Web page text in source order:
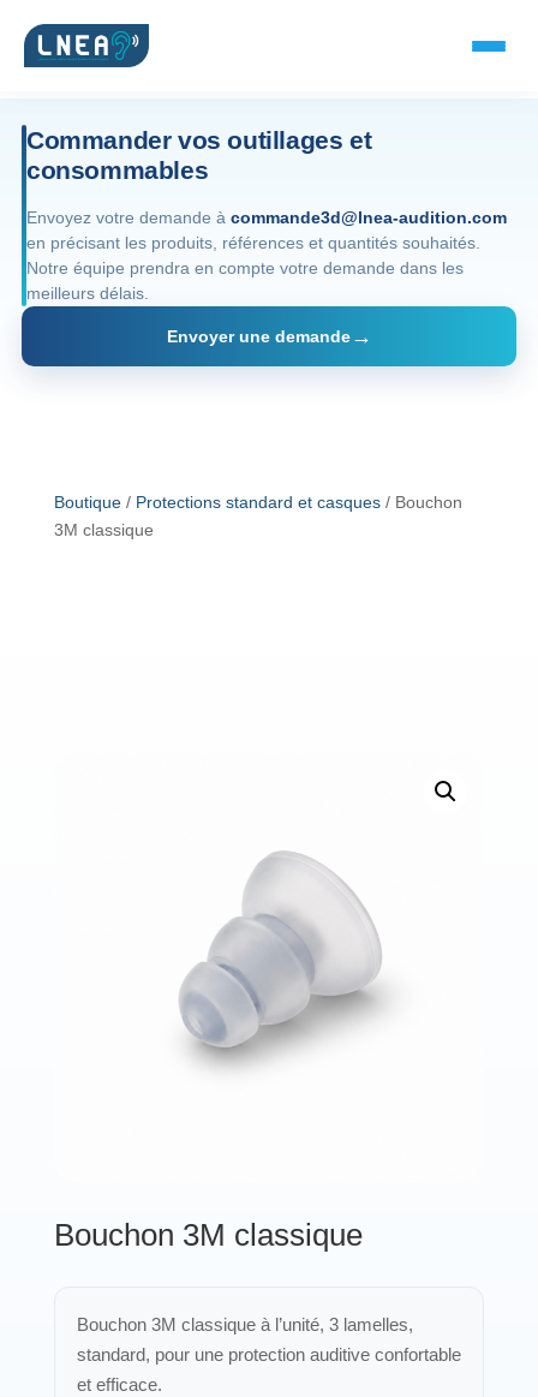
SOLUTIONS AUDITIVES
Embouts BTE
Micro-embouts
Embouts protecteurs
Bons de commande
Matériels pour prise d'empreintes
Outillage pour atelier
Outillage pour embouts
Outillages & consommables
Commander vos outillages et
consommables
Envoyez votre demande à commande3d@lnea-audition.com
en précisant les produits, références et quantités souhaités.
Notre équipe prendra en compte votre demande dans les
meilleurs délais.
Envoyer une demande
Boutique/ Protections standard et casques/ Bouchon
3M classique
Bouchon 3M classique
Bouchon 3M classique à l’unité, 3 lamelles,
standard, pour une protection auditive confortable
et efficace.